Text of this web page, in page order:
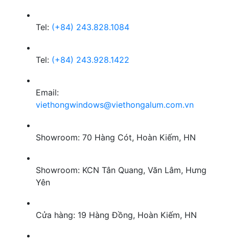
Tel: (+84) 243.828.1084
Tel: (+84) 243.928.1422
Email:
viethongwindows@viethongalum.com.vn
Showroom: 70 Hàng Cót, Hoàn Kiếm, HN
Showroom: KCN Tân Quang, Văn Lâm, Hưng
Yên
Cửa hàng: 19 Hàng Đồng, Hoàn Kiếm, HN